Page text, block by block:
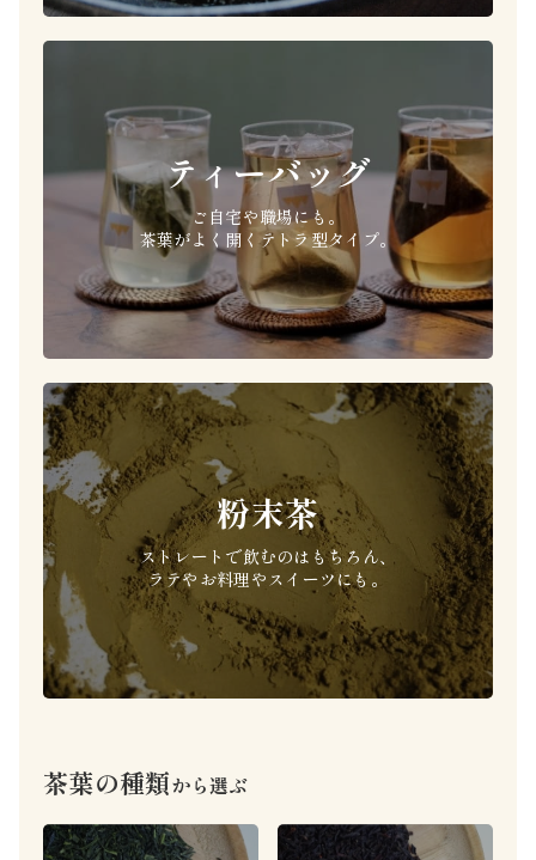
ティーバッグ
ご自宅や職場にも。
茶葉がよく開くテトラ型タイプ。
粉末茶
ストレートで飲むのはもちろん、
ラテやお料理やスイーツにも。
茶葉の種類から選ぶ